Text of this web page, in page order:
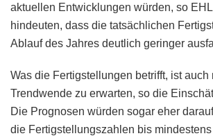
aktuellen Entwicklungen würden, so
hindeuten, dass die tatsächlichen
Ablauf des Jahres deutlich geringer
Was die Fertigstellungen betrifft, ist auch
Trendwende zu erwarten, so die
Die Prognosen würden sogar eher
die Fertigstellungszahlen bis